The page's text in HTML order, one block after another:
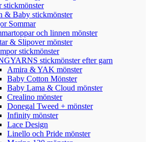
stickmönster
& Baby stickmönster
Sommar
och linnen mönster
& Slipover mönster
stickmönster
stickmönster efter garn
Amira & YAK mönster
Baby Cotton Mönster
Baby Lama & Cloud mönster
Crealino mönster
Donegal Tweed + mönster
Infinity mönster
Lace Design
Linello och Pride mönster